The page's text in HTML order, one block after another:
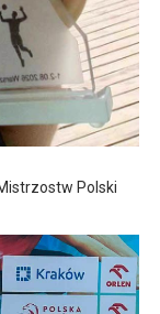
Polski